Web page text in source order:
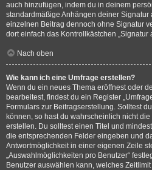
auch hinzufügen, indem du in deinem
standardmäßige Anhängen deiner Signatur
einzelnen Beitrag dennoch ohne Signatur
dort einfach das Kontrollkästchen
Nach oben
Wie kann ich eine Umfrage erstellen?
Wenn du ein neues Thema eröffnest oder
bearbeitest, findest du ein Register
Formulars zur Beitragserstellung. Solltest
können, so hast du wahrscheinlich nicht
erstellen. Du solltest einen Titel und
die entsprechenden Felder eingeben und
Antwortmöglichkeit in einer eigenen Zeile
„Auswahlmöglichkeiten pro Benutzer“
Benutzer auswählen kann, welches